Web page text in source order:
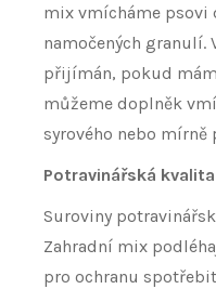
mix vmícháme psovi
namočených granulí.
přijímán, pokud
můžeme doplněk
syrového nebo mírně
Potravinářská
Suroviny
Zahradní mix
pro ochranu